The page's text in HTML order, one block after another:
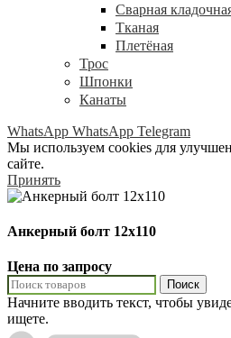
Сварная
Тканая
Плетёная
Трос
Шпонки
Канаты
WhatsApp WhatsApp Telegram
Мы используем cookies для
сайте.
Принять
Анкерный болт 12х110
Цена по запросу
Поиск
Начните вводить текст, чтобы
ищете.